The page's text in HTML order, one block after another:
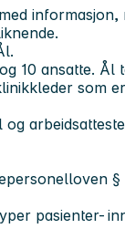
informasjon,
10 ansatte. Ål
som
og
§
pasienter-